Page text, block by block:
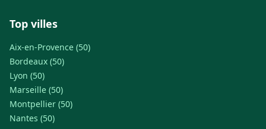
Top villes
Aix-en-Provence (50)
Bordeaux (50)
Lyon (50)
Marseille (50)
Montpellier (50)
Nantes (50)